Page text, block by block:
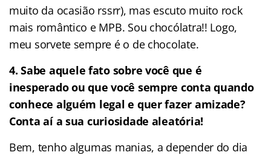
muito da ocasião rssrr), mas escuto muito rock
mais romântico e MPB. Sou chocólatra!! Logo,
meu sorvete sempre é o de chocolate.
4.Sabe aquele fato sobre você que é
inesperado ou que você sempre conta quando
conhece alguém legal e quer fazer amizade?
Conta aí a sua curiosidade aleatória!
Bem, tenho algumas manias, a depender do dia